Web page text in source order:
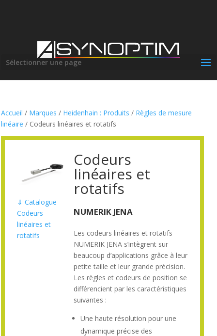
Sélectionner une page
Accueil / Marques / Heidenhain : Produits / Règles de mesure
linéaire / Codeurs linéaires et rotatifs
⇓Catalogue
Codeurs
linéaires et
rotatifs
Codeurs
linéaires et
rotatifs
NUMERIK JENA
Les codeurs linéaires et rotatifs
NUMERIK JENA s’intègrent sur
beaucoup d’applications grâce à leur
petite taille et leur grande précision.
Les règles et codeurs de position se
différencient par les caractéristiques
suivantes :
Une haute résolution pour une
dynamique précise des